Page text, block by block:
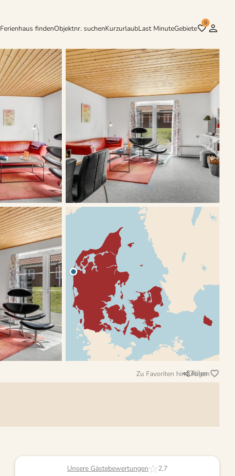
Ferienhaus findenObjektnr. suchenKurzurlaubLast MinuteGebiete
0
Zu Favoriten hinzufügen
Teilen
Unsere Gästebewertungen 2,7